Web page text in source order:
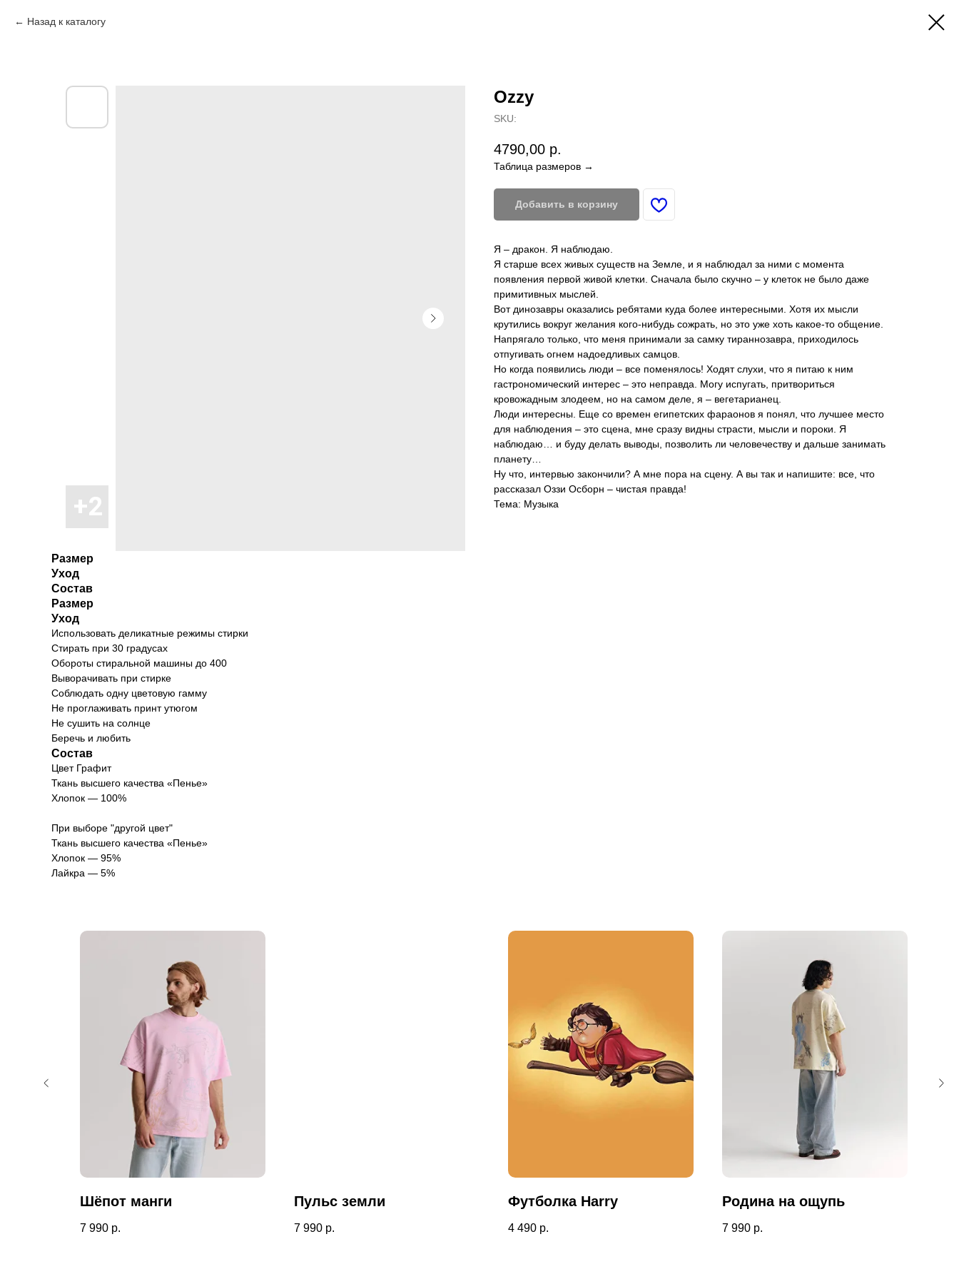
Назад к каталогу
Ozzy
SKU:
4790,00 р.
Таблица размеров →
Добавить в корзину
Я – дракон. Я наблюдаю.
Я старше всех живых существ на Земле, и я наблюдал за ними с момента
появления первой живой клетки. Сначала было скучно – у клеток не было даже
примитивных мыслей.
Вот динозавры оказались ребятами куда более интересными. Хотя их мысли
крутились вокруг желания кого-нибудь сожрать, но это уже хоть какое-то общение.
Напрягало только, что меня принимали за самку тираннозавра, приходилось
отпугивать огнем надоедливых самцов.
Но когда появились люди – все поменялось! Ходят слухи, что я питаю к ним
гастрономический интерес – это неправда. Могу испугать, притвориться
кровожадным злодеем, но на самом деле, я – вегетарианец.
Люди интересны. Еще со времен египетских фараонов я понял, что лучшее место
для наблюдения – это сцена, мне сразу видны страсти, мысли и пороки. Я
наблюдаю… и буду делать выводы, позволить ли человечеству и дальше занимать
планету…
Ну что, интервью закончили? А мне пора на сцену. А вы так и напишите: все, что
рассказал Оззи Осборн – чистая правда!
Тема: Музыка
Размер
Уход
Состав
Размер
Уход
Использовать деликатные режимы стирки
Стирать при 30 градусах
Обороты стиральной машины до 400
Выворачивать при стирке
Соблюдать одну цветовую гамму
Не проглаживать принт утюгом
Не сушить на солнце
Беречь и любить
Состав
Цвет Графит
Ткань высшего качества «Пенье»
Хлопок — 100%
При выборе "другой цвет"
Ткань высшего качества «Пенье»
Хлопок — 95%
Лайкра — 5%
Шёпот манги
7 990 р.
Пульс земли
7 990 р.
Футболка Harry
4 490 р.
Родина на ощупь
7 990 р.